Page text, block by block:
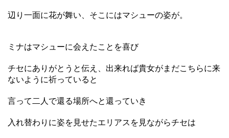
辺り一面に花が舞い、そこにはマシューの姿が。
ミナはマシューに会えたことを喜び
チセにありがとうと伝え、出来れば貴女がまだこちらに来
ないように祈っていると
言って二人で還る場所へと還っていき
入れ替わりに姿を見せたエリアスを見ながらチセは